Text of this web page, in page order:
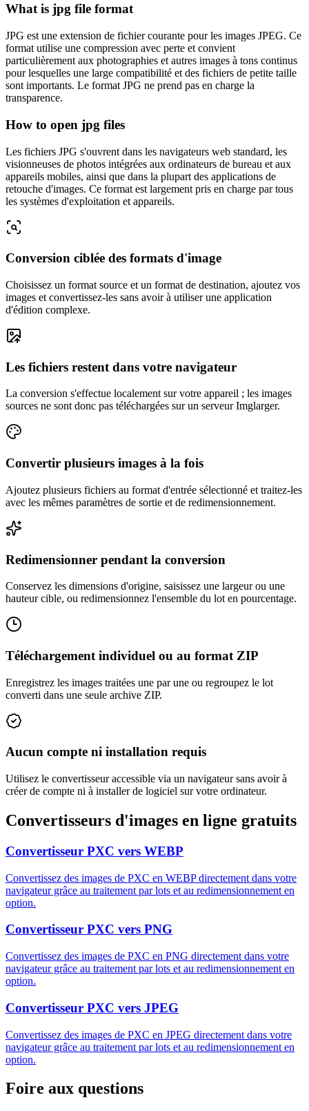
What is jpg file format
JPG est une extension de fichier courante pour les images JPEG. Ce
format utilise une compression avec perte et convient
particulièrement aux photographies et autres images à tons continus
pour lesquelles une large compatibilité et des fichiers de petite taille
sont importants. Le format JPG ne prend pas en charge la
transparence.
How to open jpg files
Les fichiers JPG s'ouvrent dans les navigateurs web standard, les
visionneuses de photos intégrées aux ordinateurs de bureau et aux
appareils mobiles, ainsi que dans la plupart des applications de
retouche d'images. Ce format est largement pris en charge par tous
les systèmes d'exploitation et appareils.
Conversion ciblée des formats d'image
Choisissez un format source et un format de destination, ajoutez vos
images et convertissez-les sans avoir à utiliser une application
d'édition complexe.
Les fichiers restent dans votre navigateur
La conversion s'effectue localement sur votre appareil ; les images
sources ne sont donc pas téléchargées sur un serveur Imglarger.
Convertir plusieurs images à la fois
Ajoutez plusieurs fichiers au format d'entrée sélectionné et traitez-les
avec les mêmes paramètres de sortie et de redimensionnement.
Redimensionner pendant la conversion
Conservez les dimensions d'origine, saisissez une largeur ou une
hauteur cible, ou redimensionnez l'ensemble du lot en pourcentage.
Téléchargement individuel ou au format ZIP
Enregistrez les images traitées une par une ou regroupez le lot
converti dans une seule archive ZIP.
Aucun compte ni installation requis
Utilisez le convertisseur accessible via un navigateur sans avoir à
créer de compte ni à installer de logiciel sur votre ordinateur.
Convertisseurs d'images en ligne gratuits
Convertisseur PXC vers WEBP
Convertissez des images de PXC en WEBP directement dans votre
navigateur grâce au traitement par lots et au redimensionnement en
option.
Convertisseur PXC vers PNG
Convertissez des images de PXC en PNG directement dans votre
navigateur grâce au traitement par lots et au redimensionnement en
option.
Convertisseur PXC vers JPEG
Convertissez des images de PXC en JPEG directement dans votre
navigateur grâce au traitement par lots et au redimensionnement en
option.
Foire aux questions